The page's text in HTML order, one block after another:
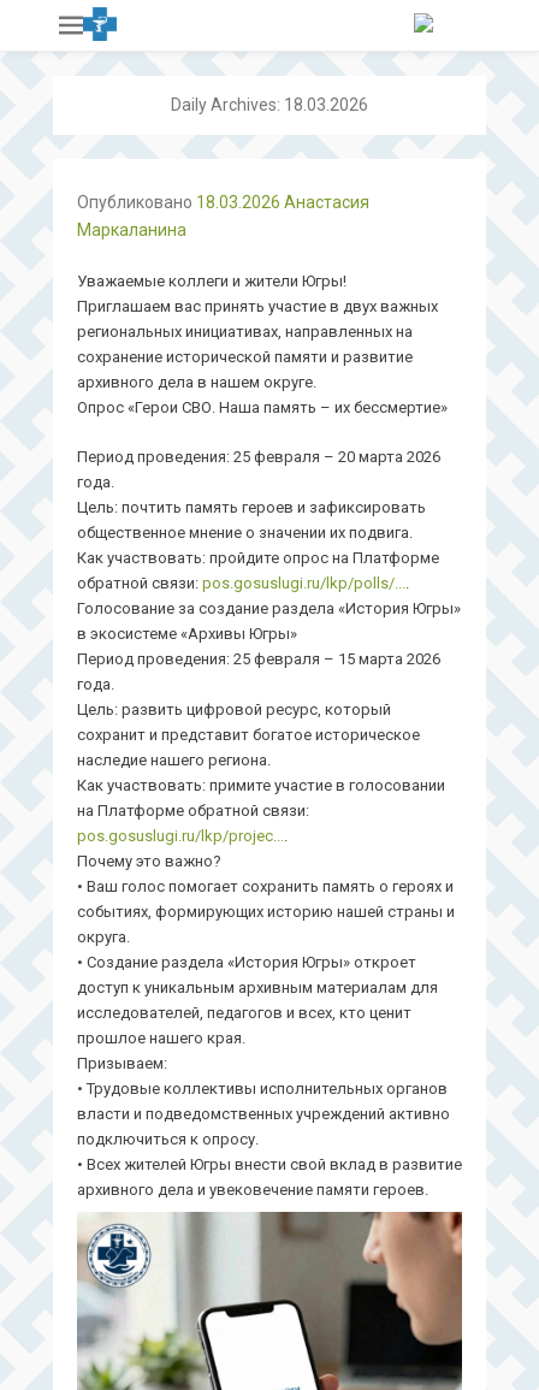
Daily Archives: 18.03.2026
Опубликовано 18.03.2026 Анастасия
Маркаланина
Уважаемые коллеги и жители Югры!
Приглашаем вас принять участие в двух важных
региональных инициативах, направленных на
сохранение исторической памяти и развитие
архивного дела в нашем округе.
Опрос «Герои СВО. Наша память – их бессмертие»
Период проведения: 25 февраля – 20 марта 2026
года.
Цель: почтить память героев и зафиксировать
общественное мнение о значении их подвига.
Как участвовать: пройдите опрос на Платформе
обратной связи: pos.gosuslugi.ru/lkp/polls/....
Голосование за создание раздела «История Югры»
в экосистеме «Архивы Югры»
️Период проведения: 25 февраля – 15 марта 2026
года.
Цель: развить цифровой ресурс, который
сохранит и представит богатое историческое
наследие нашего региона.
Как участвовать: примите участие в голосовании
на Платформе обратной связи:
pos.gosuslugi.ru/lkp/projec....
Почему это важно?
• Ваш голос помогает сохранить память о героях и
событиях, формирующих историю нашей страны и
округа.
• Создание раздела «История Югры» откроет
доступ к уникальным архивным материалам для
исследователей, педагогов и всех, кто ценит
прошлое нашего края.
Призываем:
• Трудовые коллективы исполнительных органов
власти и подведомственных учреждений активно
подключиться к опросу.
• Всех жителей Югры внести свой вклад в развитие
архивного дела и увековечение памяти героев.